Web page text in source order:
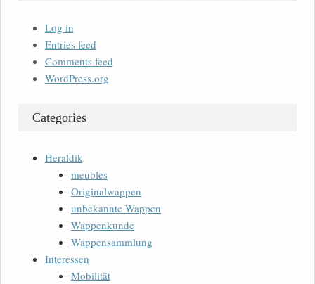
Log in
Entries feed
Comments feed
WordPress.org
Categories
Heraldik
meubles
Originalwappen
unbekannte Wappen
Wappenkunde
Wappensammlung
Interessen
Mobilität